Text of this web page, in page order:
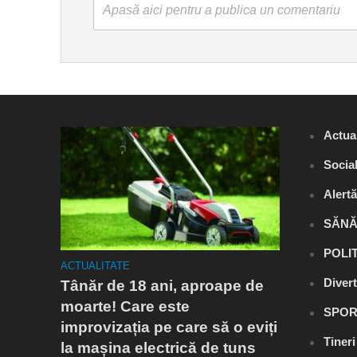
Apasă aici pentru a publica un comentariu
ACTUALITATE
Tânăr de 18 ani, aproape de
moarte! Care este
improvizația pe care să o eviți
la mașina electrică de tuns
Social